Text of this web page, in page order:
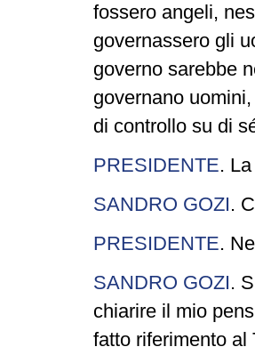
fossero angeli,
governassero gli
governo sarebbe
governano
di controllo su di
PRESIDENTE.
SANDRO GOZI.
PRESIDENTE.
SANDRO GOZI.
chiarire il mio
fatto riferimento al